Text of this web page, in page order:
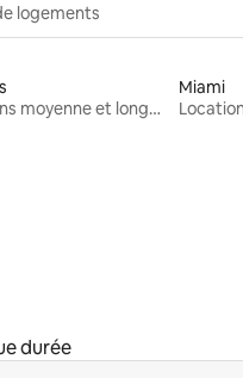
logements
Locations moyenne et longue durée
Miami
durée